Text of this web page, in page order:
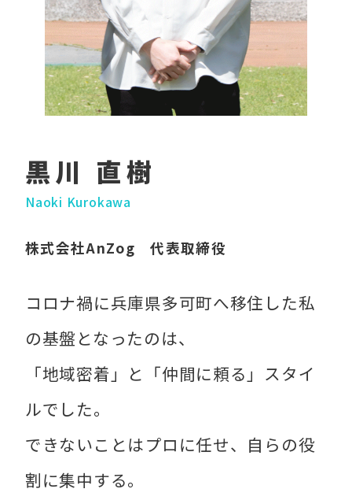
黒川 直樹
Naoki Kurokawa
株式会社AnZog 代表取締役
コロナ禍に兵庫県多可町へ移住した私
の基盤となったのは、
「地域密着」と「仲間に頼る」スタイ
ルでした。
できないことはプロに任せ、自らの役
割に集中する。